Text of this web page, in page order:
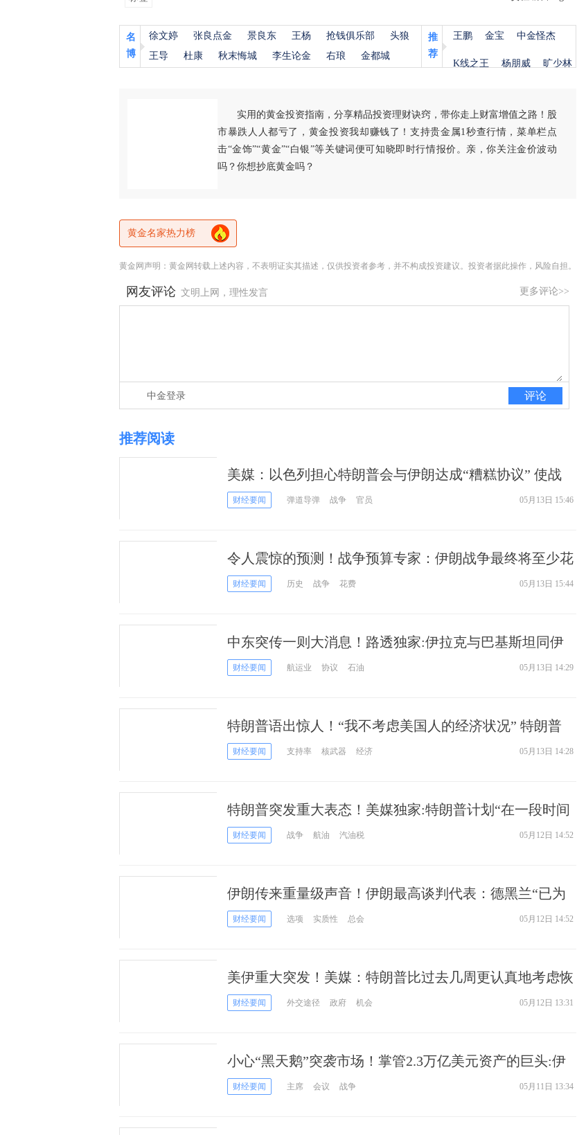
名
博
徐文婷 张良点金 景良东 王杨 抢钱俱乐部
头狼
王导
杜康 秋末悔城 李生论金 右琅 金都城
推
荐
王鹏 金宝 中金怪杰
K线之王 杨朋威 旷少林
实用的黄金投资指南，分享精品投资理财诀窍，带你走上财富增值之路！股
市暴跌人人都亏了，黄金投资我却赚钱了！支持贵金属1秒查行情，菜单栏点
击“金饰”“黄金”“白银”等关键词便可知晓即时行情报价。亲，你关注金价波动
吗？你想抄底黄金吗？
黄金名家热力榜
黄金网声明：黄金网转载上述内容，不表明证实其描述，仅供投资者参考，并不构成投资建议。投资者据此操作，风险自担。
更多评论>>
网友评论 文明上网，理性发言
评论
中金登录
推荐阅读
美媒：以色列担心特朗普会与伊朗达成“糟糕协议” 使战
争目标无法实现
财经要闻 弹道导弹 战争 官员 05月13日 15:46
令人震惊的预测！战争预算专家：伊朗战争最终将至少花
费美国纳税人1万亿美元
财经要闻 历史 战争 花费 05月13日 15:44
中东突传一则大消息！路透独家:伊拉克与巴基斯坦同伊
朗达成能源协议
财经要闻 航运业 协议 石油 05月13日 14:29
特朗普语出惊人！“我不考虑美国人的经济状况” 特朗普
谈应对伊朗时唯一重要之事
财经要闻 支持率 核武器 经济 05月13日 14:28
特朗普突发重大表态！美媒独家:特朗普计划“在一段时间
内”暂停征收汽油税
财经要闻 战争 航油 汽油税 05月12日 14:52
伊朗传来重量级声音！伊朗最高谈判代表：德黑兰“已为
所有选项做好准备”
财经要闻 选项 实质性 总会 05月12日 14:52
美伊重大突发！美媒：特朗普比过去几周更认真地考虑恢
复大规模作战行动
财经要闻 外交途径 政府 机会 05月12日 13:31
小心“黑天鹅”突袭市场！掌管2.3万亿美元资产的巨头:伊
朗战争恐促使美联储加息
财经要闻 主席 会议 战争 05月11日 13:34